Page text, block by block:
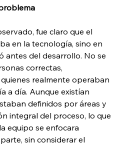
fue claro que el
en la tecnología, sino en
antes del desarrollo. No se
correctas,
realmente operaban
a día. Aunque existían
definidos por áreas y
integral del proceso, lo que
equipo se enfocara
sin considerar el